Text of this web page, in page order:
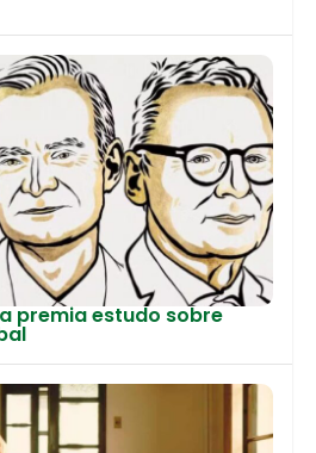
premia estudo sobre